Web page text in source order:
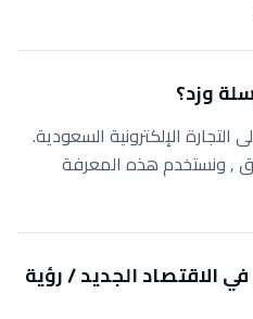
وزد؟
الإلكترونية السعودية.
ونستخدم هذه المعرفة
الاقتصاد الجديد / رؤية